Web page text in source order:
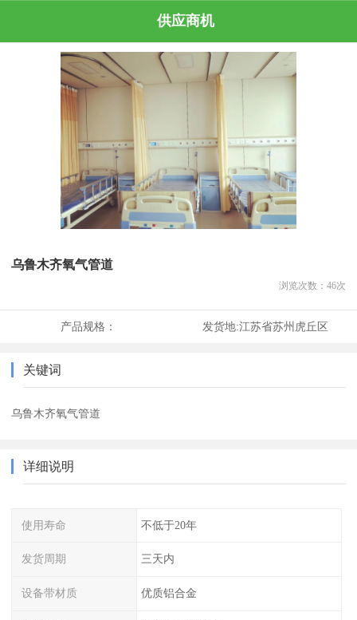
供应商机
乌鲁木齐氧气管道
浏览次数： 46次
产品规格： 发货地:江苏省苏州虎丘区
关键词
乌鲁木齐氧气管道
详细说明
使用寿命 不低于20年
发货周期 三天内
设备带材质 优质铝合金